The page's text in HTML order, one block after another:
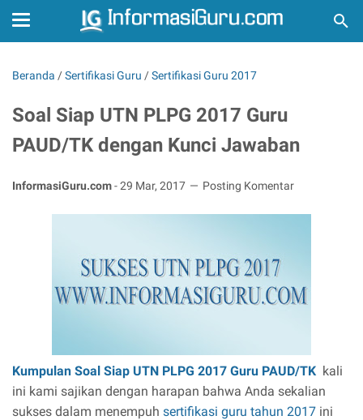
Beranda /Sertifikasi Guru /Sertifikasi Guru 2017
Soal Siap UTN PLPG 2017 Guru
PAUD/TK dengan Kunci Jawaban
InformasiGuru.com-29 Mar, 2017 Posting Komentar
Kumpulan Soal Siap UTN PLPG 2017 Guru PAUD/TK kali
ini kami sajikan dengan harapan bahwa Anda sekalian
sukses dalam menempuh sertifikasi guru tahun 2017 ini